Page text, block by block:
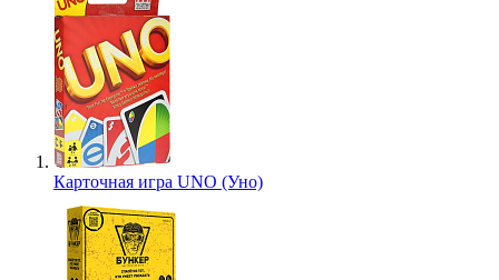
Карточная игра UNO (Уно)